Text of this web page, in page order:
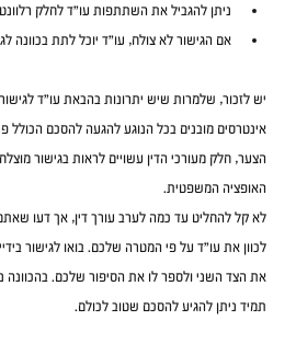
ניתן להגביל את השתתפות עו"ד לחלק
אם הגישור לא צולח, עו"ד יוכל לתת בכוונה
יש לזכור, שלמרות שיש יתרונות בהבאת עו"ד לגישור,
אינטרסים מובנים בכל הנוגע להגעה להסכם הכולל
הצער, חלק מעורכי הדין עשויים לראות בגישור
האופציה המשפטית.
לא קל להחליט עד כמה לערב עורך דין, אך דעו
לכוון את עו"ד על פי המטרה שלכם. בואו לגישור
את הצד השני ולספר לו את הסיפור שלכם. בהכוונה
תמיד ניתן להגיע להסכם שטוב לכולם.